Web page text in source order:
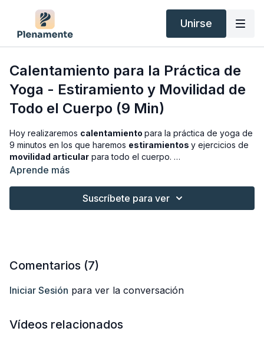
Unirse
Calentamiento para la Práctica de
Yoga - Estiramiento y Movilidad de
Todo el Cuerpo (9 Min)
Hoy realizaremos calentamiento para la práctica de yoga de
9 minutos en los que haremos estiramientos y ejercicios de
movilidad articular para todo el cuerpo.
hacer por las mañanas. Es perfecta para principiantes.
Aprende más
Suscríbete para ver
Comentarios (7)
Iniciar Sesión para ver la conversación
Vídeos relacionados